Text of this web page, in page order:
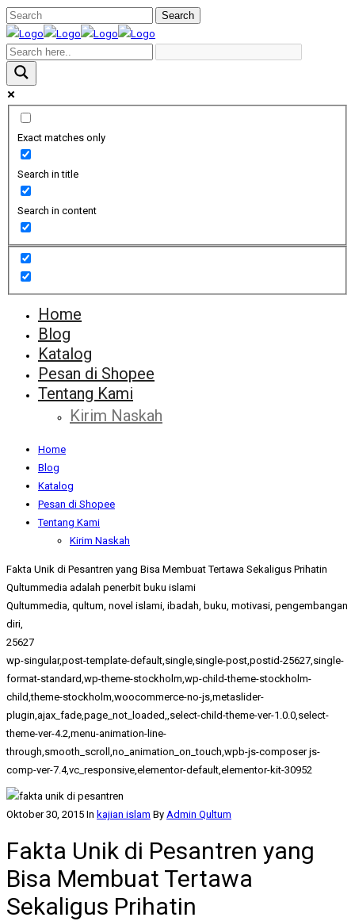
Exact matches only
Search in title
Search in content
Home
Blog
Katalog
Pesan di Shopee
Tentang Kami
Kirim Naskah
Home
Blog
Katalog
Pesan di Shopee
Tentang Kami
Kirim Naskah
Fakta Unik di Pesantren yang Bisa Membuat Tertawa Sekaligus Prihatin
Qultummedia adalah penerbit buku islami
Qultummedia, qultum, novel islami, ibadah, buku, motivasi, pengembangan
diri,
25627
wp-singular,post-template-default,single,single-post,postid-25627,single-
format-standard,wp-theme-stockholm,wp-child-theme-stockholm-
child,theme-stockholm,woocommerce-no-js,metaslider-
plugin,ajax_fade,page_not_loaded,,select-child-theme-ver-1.0.0,select-
theme-ver-4.2,menu-animation-line-
through,smooth_scroll,no_animation_on_touch,wpb-js-composer js-
comp-ver-7.4,vc_responsive,elementor-default,elementor-kit-30952
Oktober 30, 2015 In kajian islam By Admin Qultum
Fakta Unik di Pesantren yang
Bisa Membuat Tertawa
Sekaligus Prihatin